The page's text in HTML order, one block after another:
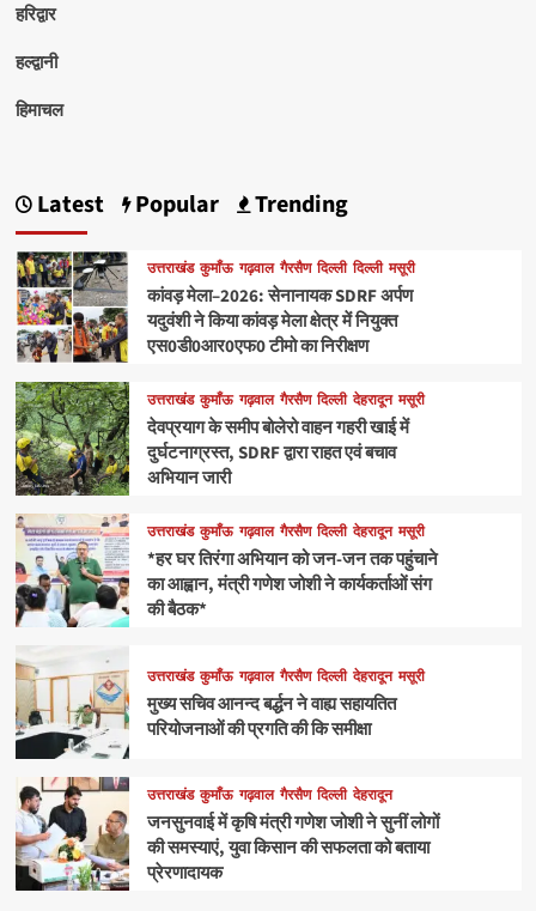
हरिद्वार
हल्द्वानी
हिमाचल
Latest Popular Trending
उत्तराखंड कुमाँऊ गढ़वाल गैरसैण दिल्ली दिल्ली मसूरी
कांवड़ मेला–2026: सेनानायक SDRF अर्पण
यदुवंशी ने किया कांवड़ मेला क्षेत्र में नियुक्त
एस0डी0आर0एफ0 टीमो का निरीक्षण
उत्तराखंड कुमाँऊ गढ़वाल गैरसैण दिल्ली देहरादून मसूरी
देवप्रयाग के समीप बोलेरो वाहन गहरी खाई में
दुर्घटनाग्रस्त, SDRF द्वारा राहत एवं बचाव
अभियान जारी
उत्तराखंड कुमाँऊ गढ़वाल गैरसैण दिल्ली देहरादून मसूरी
*हर घर तिरंगा अभियान को जन-जन तक पहुंचाने
का आह्वान, मंत्री गणेश जोशी ने कार्यकर्ताओं संग
की बैठक*
उत्तराखंड कुमाँऊ गढ़वाल गैरसैण दिल्ली देहरादून मसूरी
मुख्य सचिव आनन्द बर्द्धन ने वाह्य सहायतित
परियोजनाओं की प्रगति की कि समीक्षा
उत्तराखंड कुमाँऊ गढ़वाल गैरसैण दिल्ली देहरादून
जनसुनवाई में कृषि मंत्री गणेश जोशी ने सुनीं लोगों
की समस्याएं, युवा किसान की सफलता को बताया
प्रेरणादायक